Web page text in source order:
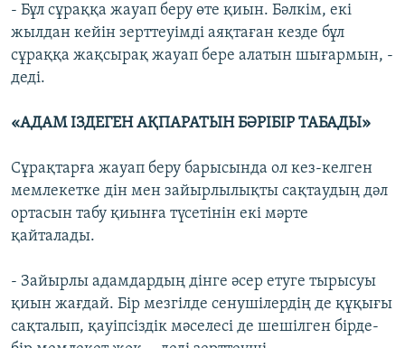
- Бұл сұраққа жауап беру өте қиын. Бәлкім, екі
жылдан кейін зерттеуімді аяқтаған кезде бұл
сұраққа жақсырақ жауап бере алатын шығармын, -
деді.
«АДАМ ІЗДЕГЕН АҚПАРАТЫН БӘРІБІР ТАБАДЫ»
Сұрақтарға жауап беру барысында ол кез-келген
мемлекетке дін мен зайырлылықты сақтаудың дәл
ортасын табу қиынға түсетінін екі мәрте
қайталады.
- Зайырлы адамдардың дінге әсер етуге тырысуы
қиын жағдай. Бір мезгілде сенушілердің де құқығы
сақталып, қауіпсіздік мәселесі де шешілген бірде-